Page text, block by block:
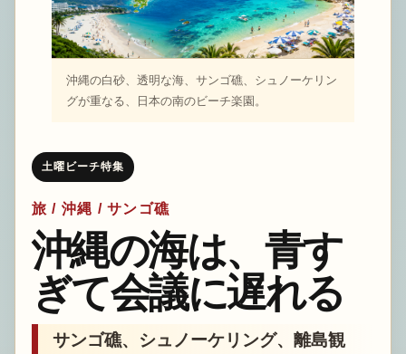
沖縄の白砂、透明な海、サンゴ礁、シュノーケリン
グが重なる、日本の南のビーチ楽園。
土曜ビーチ特集
旅 / 沖縄 / サンゴ礁
沖縄の海は、青す
ぎて会議に遅れる
サンゴ礁、シュノーケリング、離島観